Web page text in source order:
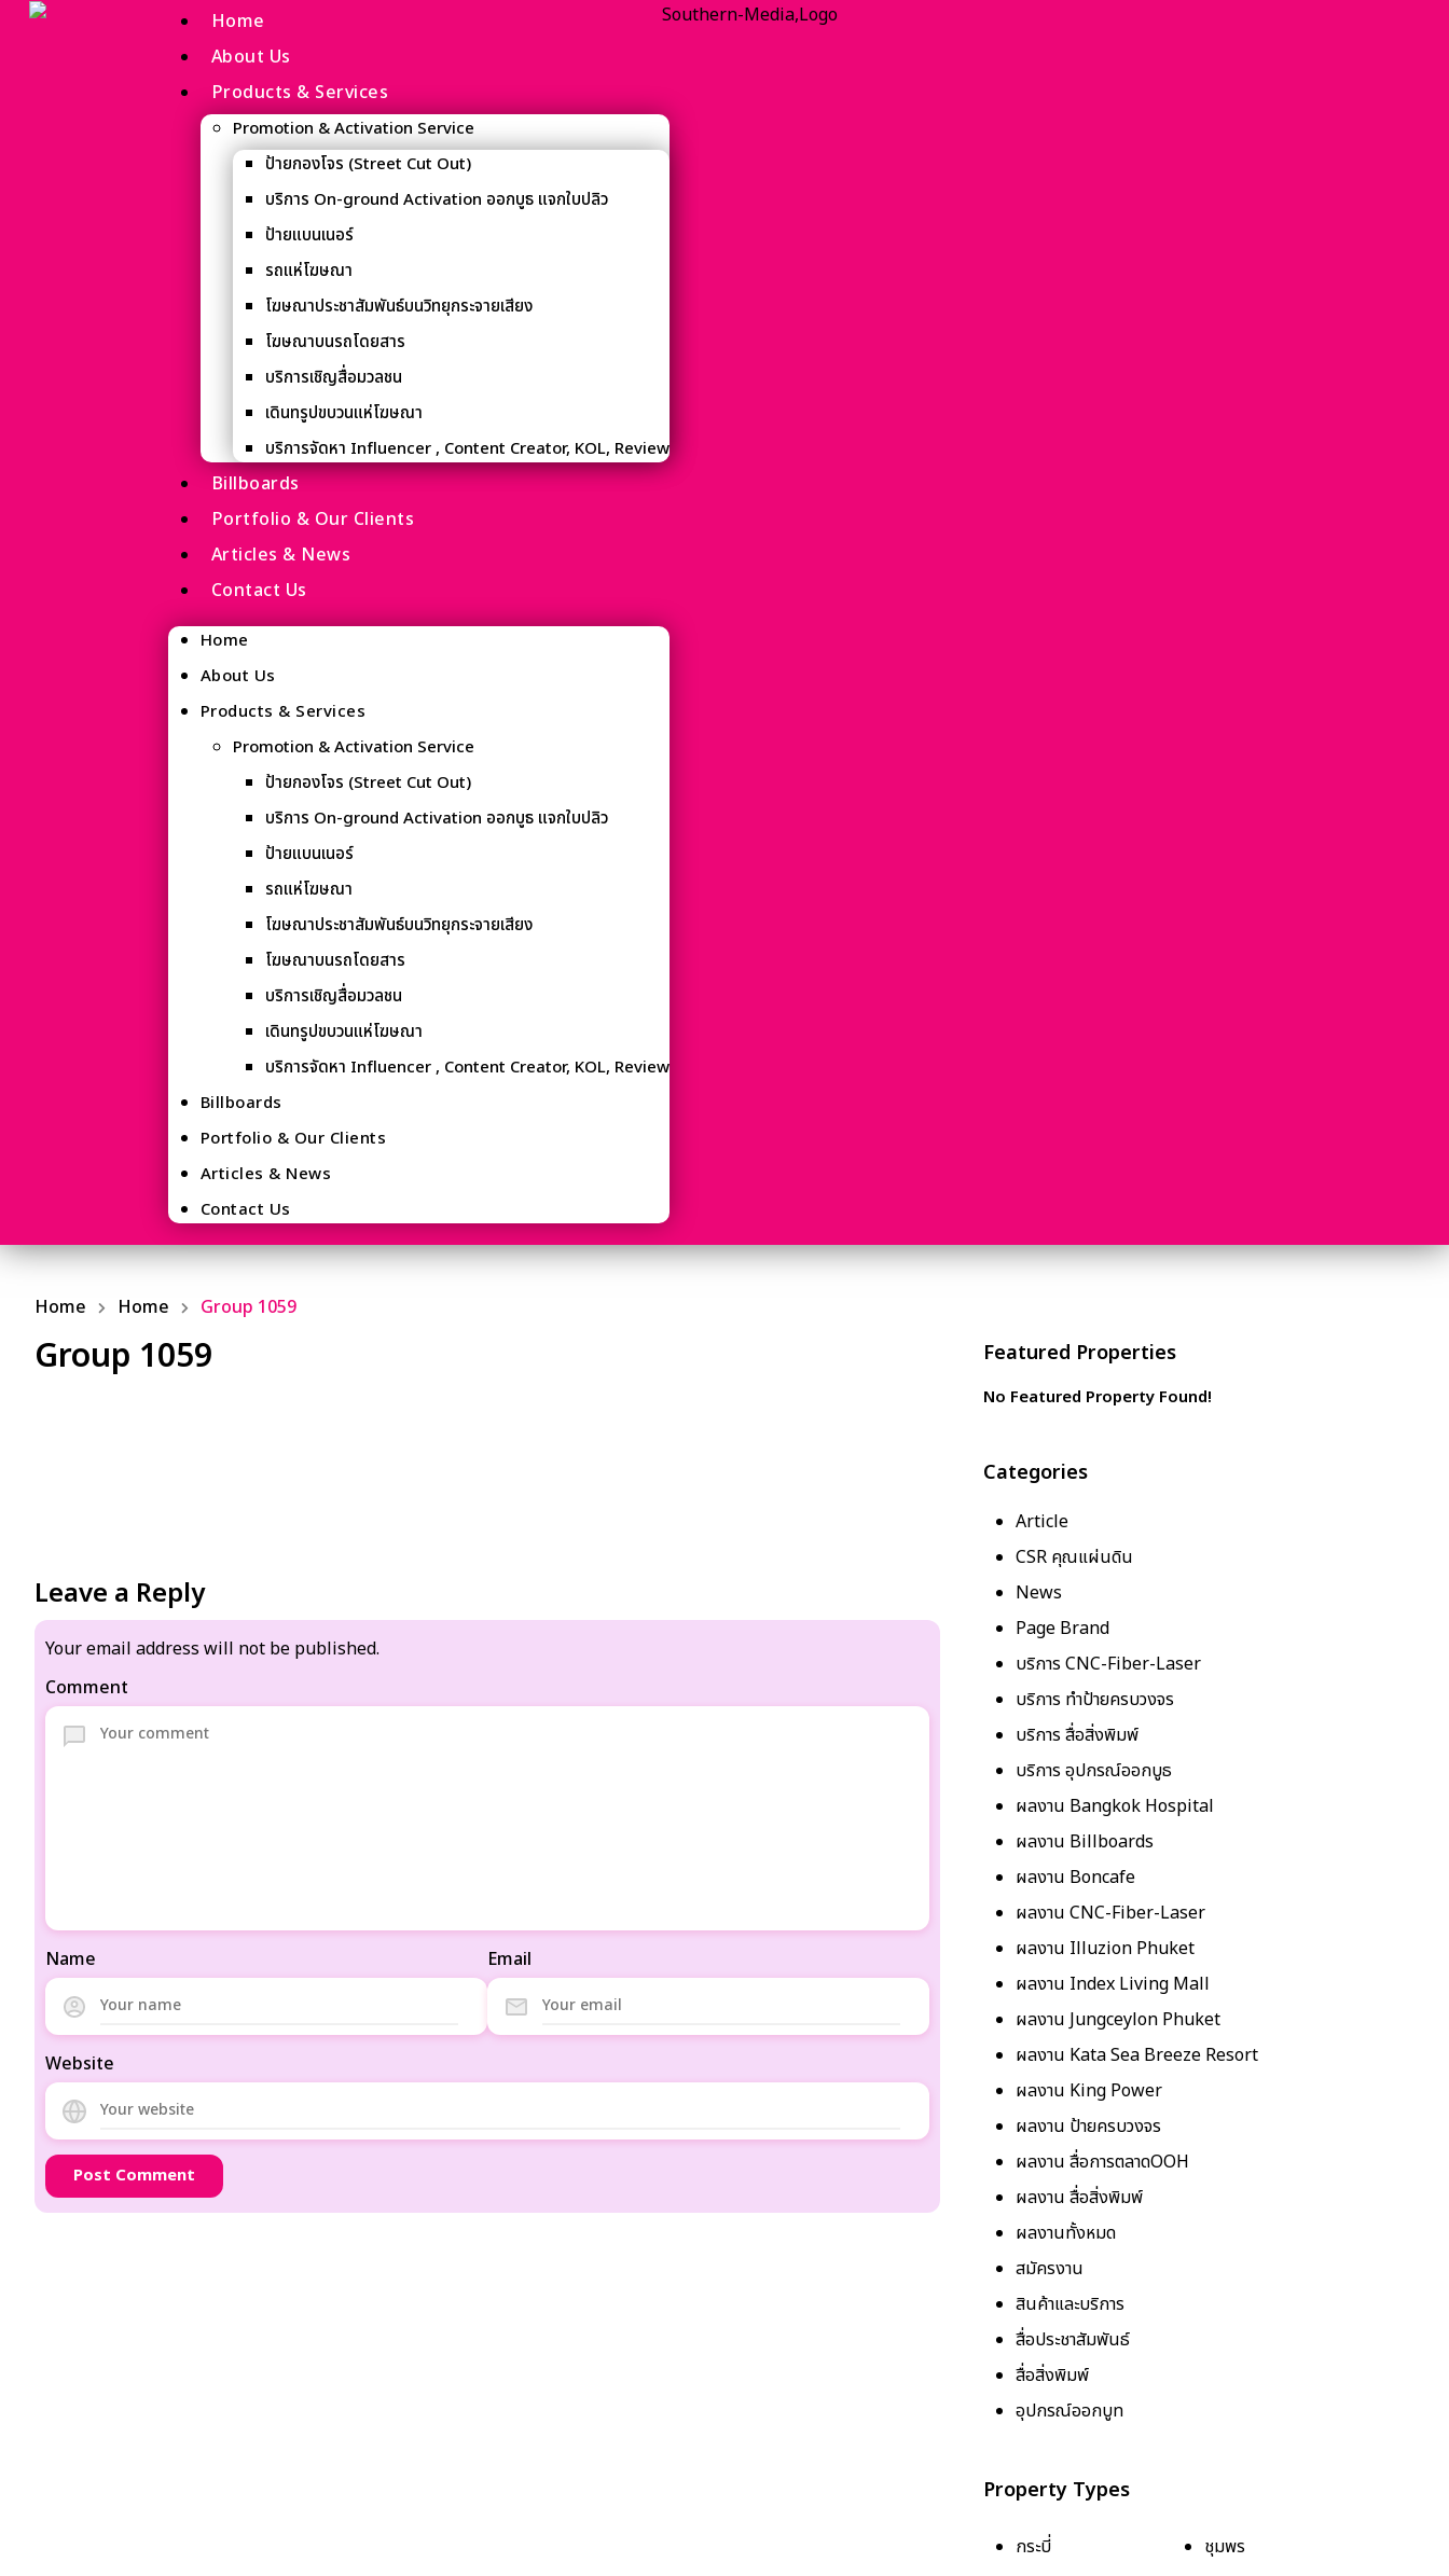
Home
About Us
Products & Services
Promotion & Activation Service
ป้ายกองโจร (Street Cut Out)
บริการ On-ground Activation ออกบูธ แจกใบปลิว
ป้ายแบนเนอร์
รถแห่โฆษณา
โฆษณาประชาสัมพันธ์บนวิทยุกระจายเสียง
โฆษณาบนรถโดยสาร
บริการเชิญสื่อมวลชน
เดินทรูปขบวนแห่โฆษณา
บริการจัดหา Influencer , Content Creator, KOL, Review
Billboards
Portfolio & Our Clients
Articles & News
Contact Us
Home
About Us
Products & Services
Promotion & Activation Service
ป้ายกองโจร (Street Cut Out)
บริการ On-ground Activation ออกบูธ แจกใบปลิว
ป้ายแบนเนอร์
รถแห่โฆษณา
โฆษณาประชาสัมพันธ์บนวิทยุกระจายเสียง
โฆษณาบนรถโดยสาร
บริการเชิญสื่อมวลชน
เดินทรูปขบวนแห่โฆษณา
บริการจัดหา Influencer , Content Creator, KOL, Review
Billboards
Portfolio & Our Clients
Articles & News
Contact Us
Home Home Group 1059
Group 1059
Leave a Reply
Your email address will not be published.
Comment
Name Email
Website
Featured Properties
No Featured Property Found!
Categories
Article
CSR คุณแผ่นดิน
News
Page Brand
บริการ CNC-Fiber-Laser
บริการ ทำป้ายครบวงจร
บริการ สื่อสิ่งพิมพ์
บริการ อุปกรณ์ออกบูธ
ผลงาน Bangkok Hospital
ผลงาน Billboards
ผลงาน Boncafe
ผลงาน CNC-Fiber-Laser
ผลงาน Illuzion Phuket
ผลงาน Index Living Mall
ผลงาน Jungceylon Phuket
ผลงาน Kata Sea Breeze Resort
ผลงาน King Power
ผลงาน ป้ายครบวงจร
ผลงาน สื่อการตลาดOOH
ผลงาน สื่อสิ่งพิมพ์
ผลงานทั้งหมด
สมัครงาน
สินค้าและบริการ
สื่อประชาสัมพันธ์
สื่อสิ่งพิมพ์
อุปกรณ์ออกบูท
Property Types
กระบี่
ชุมพร